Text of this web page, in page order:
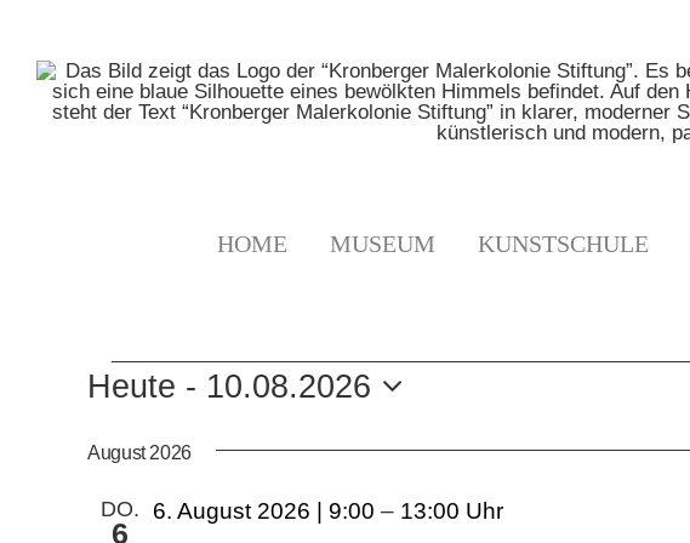
springen
HOME MUSEUM KUNSTSCHULE
VERANSTALTUNGEN
Heute - 10.08.2026
wählen.
August 2026
DO.
6
6. August 2026 | 9:00 – 13:00